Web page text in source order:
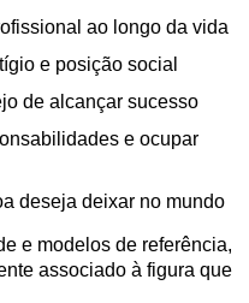
ao longo da vida
e posição social
de alcançar sucesso
e ocupar
deseja deixar no mundo
e modelos de referência,
associado à figura que